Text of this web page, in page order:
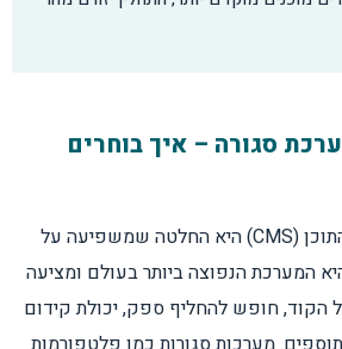
סגורה – איך בוחרים
הבחירה במערכת ניהול התוכן (CMS) היא החלטה שמשפיעה על
המערכת הנפוצה ביותר בעולם ומציעה
הקוד, חופש להחליף ספק, יכולת קידום